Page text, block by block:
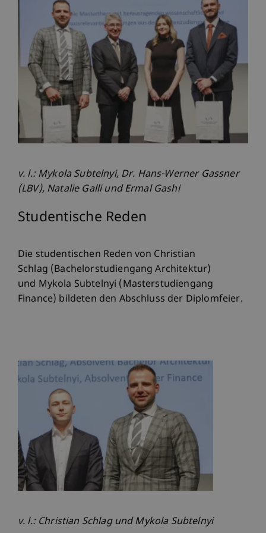
v. l.: Mykola Subtelnyi, Dr. Hans-Werner Gassner
(LBV), Natalie Galli und Ermal Gashi
Studentische Reden
Die studentischen Reden von Christian
Schlag (Bachelorstudiengang Architektur)
und Mykola Subtelnyi (Masterstudiengang
Finance) bildeten den Abschluss der Diplomfeier.
v. l.: Christian Schlag und Mykola Subtelnyi